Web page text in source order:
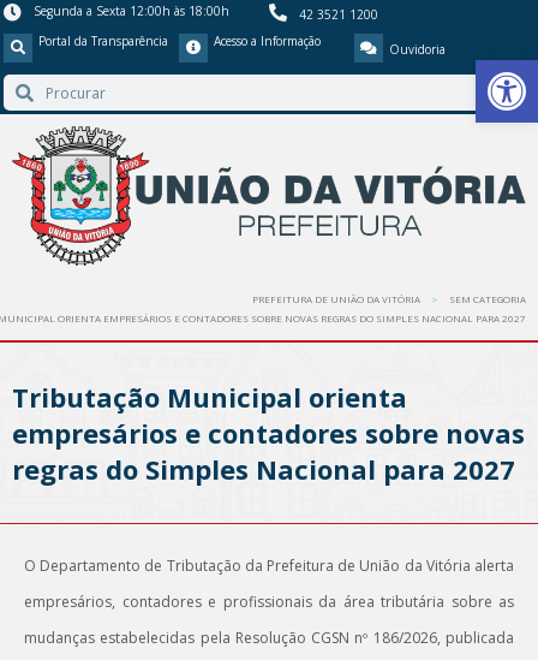
Barra de
Segunda a Sexta 12:00h às 18:00h
42 3521 1200
Portal da Transparência
Acesso a Informação Ouvidoria
PREFEITURA DE UNIÃO DA VITÓRIA
SEM CATEGORIA
ORIENTA EMPRESÁRIOS E CONTADORES SOBRE NOVAS REGRAS DO SIMPLES NACIONAL PARA 2027
Tributação Municipal orienta
empresários e contadores sobre novas
regras do Simples Nacional para 2027
O Departamento de Tributação da Prefeitura de União da Vitória alerta
empresários, contadores e profissionais da área tributária sobre as
mudanças estabelecidas pela Resolução CGSN nº 186/2026, publicada